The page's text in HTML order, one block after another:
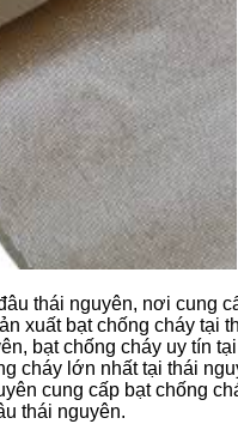
thái nguyên, nơi cung
xuất bạt chống cháy tại
bạt chống cháy uy tín
cháy lớn nhất tại thái
cung cấp bạt chống
thái nguyên.